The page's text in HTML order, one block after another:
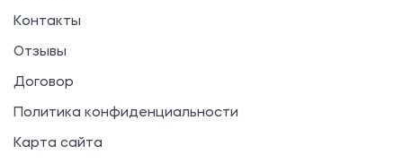
Контакты
Отзывы
Договор
Политика конфиденциальности
Карта сайта